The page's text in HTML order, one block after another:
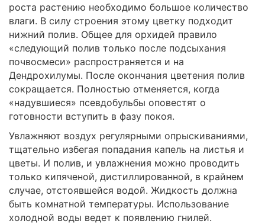
роста растению необходимо большое количество
влаги. В силу строения этому цветку подходит
нижний полив. Общее для орхидей правило
«следующий полив только после подсыхания
почвосмеси» распространяется и на
Дендрохилумы. После окончания цветения полив
сокращается. Полностью отменяется, когда
«надувшиеся» псевдобульбы оповестят о
готовности вступить в фазу покоя.
Увлажняют воздух регулярными опрыскиваниями,
тщательно избегая попадания капель на листья и
цветы. И полив, и увлажнения можно проводить
только кипяченой, дистиллированной, в крайнем
случае, отстоявшейся водой. Жидкость должна
быть комнатной температуры. Использование
холодной воды ведет к появлению гнилей.